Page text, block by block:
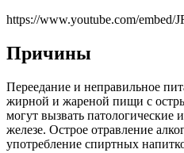
https://www.youtube.com/embed/
Причины
Переедание и неправильное
жирной и жареной пищи с
могут вызвать патологические
железе. Острое отравление
употребление спиртных